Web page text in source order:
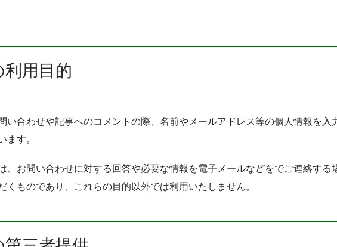
用目的
い合わせや記事へのコメントの際、名前やメールアドレス等の個人情報を入
ます。
、お問い合わせに対する回答や必要な情報を電子メールなどをでご連絡する
くものであり、これらの目的以外では利用いたしません。